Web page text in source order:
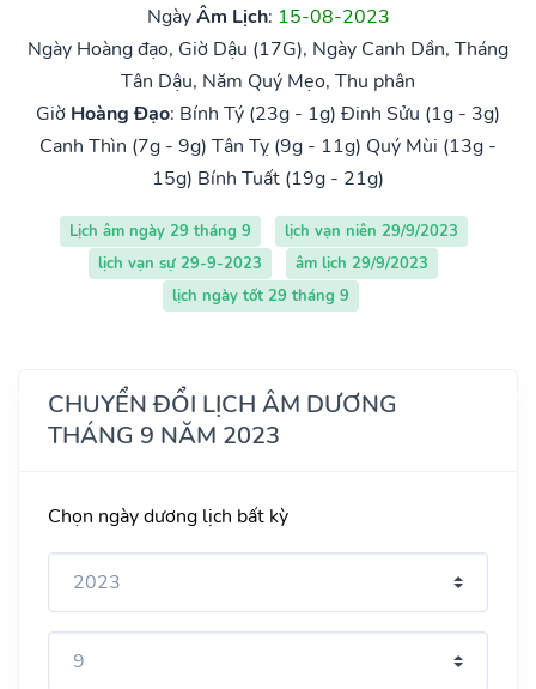
NgàyÂm Lịch: 15-08-2023
Ngày Hoàng đạo, Giờ Dậu (17G), Ngày Canh Dần, Tháng
Tân Dậu, Năm Quý Mẹo, Thu phân
Giờ Hoàng Đạo: Bính Tý (23g - 1g) Đinh Sửu (1g - 3g)
Canh Thìn (7g - 9g) Tân Tỵ (9g - 11g) Quý Mùi (13g -
15g) Bính Tuất (19g - 21g)
Lịch âm ngày 29 tháng 9
lịch vạn niên 29/9/2023
lịch vạn sự 29-9-2023
âm lịch 29/9/2023
lịch ngày tốt 29 tháng 9
CHUYỂN ĐỔI LỊCH ÂM DƯƠNG
THÁNG 9 NĂM 2023
Chọn ngày dương lịch bất kỳ